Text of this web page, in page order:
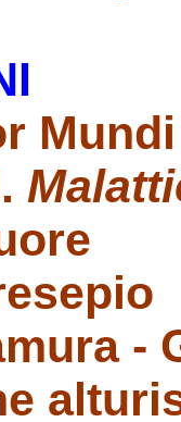
Mundi
-